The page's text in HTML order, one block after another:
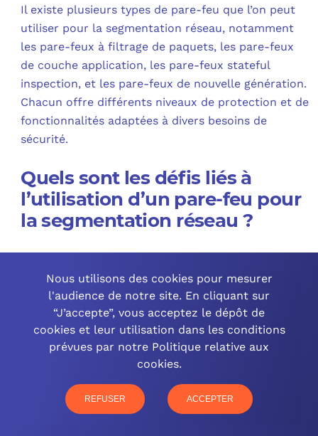
Il existe plusieurs types de pare-feu que l’on peut
utiliser pour la segmentation réseau, notamment
les pare-feux à filtrage de paquets, les pare-feux
de couche application, les pare-feux stateful
inspection, et les pare-feux de nouvelle génération.
Chacun offre différents niveaux de protection et de
fonctionnalités adaptées à divers besoins de
sécurité.
Quels sont les défis liés à
l’utilisation d’un pare-feu pour
la segmentation réseau ?
segmentation réseau peuvent être complexes et
nécessiter une compréhension approfondie des
environnements réseau. Il est également crucial de
maintenir les règles de pare-feu à jour avec les
dernières menaces et de veiller à ce que la
configuration ne nuise pas à la performance du
Nous utilisons des cookies pour mesurer
l'audience de notre site. En cliquant sur
“J’accepte”, vous acceptez le dépôt de
cookies et leur utilisation dans les conditions
prévues par notre Politique relative aux
cookies.
REFUSER ACCEPTER